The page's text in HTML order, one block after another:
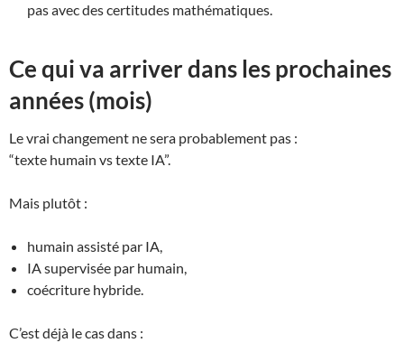
pas avec des certitudes mathématiques.
Ce qui va arriver dans les prochaines
années (mois)
Le vrai changement ne sera probablement pas :
“texte humain vs texte IA”.
Mais plutôt :
humain assisté par IA,
IA supervisée par humain,
coécriture hybride.
C’est déjà le cas dans :